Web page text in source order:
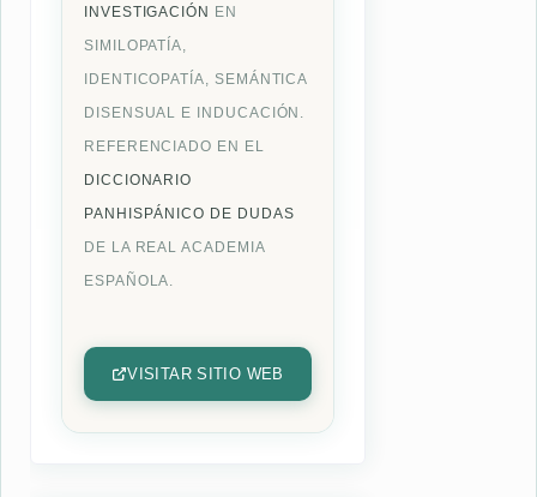
INVESTIGACIÓN EN
SIMILOPATÍA,
IDENTICOPATÍA, SEMÁNTICA
DISENSUAL E INDUCACIÓN.
REFERENCIADO EN EL
DICCIONARIO
PANHISPÁNICO DE DUDAS
DE LA REAL ACADEMIA
ESPAÑOLA.
VISITAR SITIO WEB